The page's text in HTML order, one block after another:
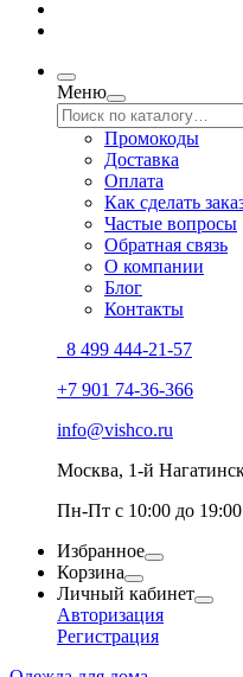
Меню
Промокоды
Доставка
Оплата
Как сделать
Частые вопросы
Обратная связь
О компании
Блог
Контакты
8 499 444-21-57
+7 901 74-36-366
info@vishco.ru
Москва, 1-й
Пн-Пт с 10:00 до 19:00
Избранное
Корзина
Личный кабинет
Авторизация
Регистрация